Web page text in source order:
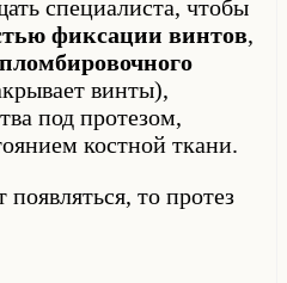
специалиста, чтобы
фиксации винтов,
пломбировочного
винты),
под протезом,
костной ткани.
то протез